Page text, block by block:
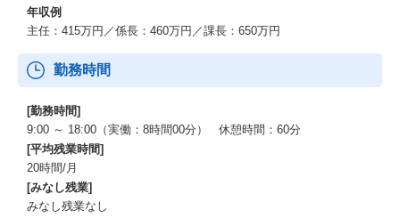
年収例
主任：415万円／係長：460万円／課長：650万円
勤務時間
[勤務時間]
9:00 ～ 18:00（実働：8時間00分） 休憩時間：60分
[平均残業時間]
20時間/月
[みなし残業]
みなし残業なし